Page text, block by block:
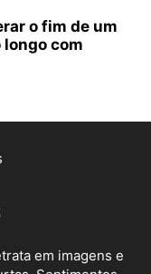
o fim de um
com
em imagens e